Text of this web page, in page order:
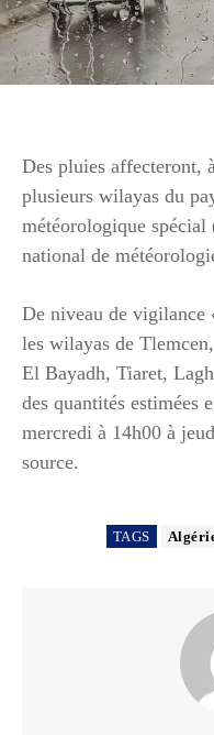
Des pluies affecteront,
plusieurs wilayas du
météorologique
national de
De niveau de vigilance
les wilayas de
El Bayadh, Tiaret,
des quantités estimées
mercredi à 14h00 à
source.
TAGS